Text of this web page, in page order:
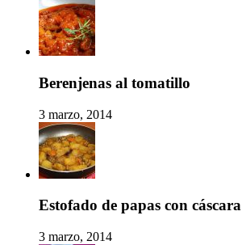
Berenjenas al tomatillo
3 marzo, 2014
Estofado de papas con cáscara
3 marzo, 2014